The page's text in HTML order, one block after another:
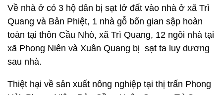
Về nhà ở có 3 hộ dân bị sạt lở đất vào nhà ở xã Trì
Quang và Bản Phiệt, 1 nhà gỗ bốn gian sập hoàn
toàn tại thôn Cầu Nhò, xã Trì Quang, 12 ngôi nhà tại
xã Phong Niên và Xuân Quang bị sạt ta luy dương
sau nhà.
Thiệt hại về sản xuất nông nghiệp tại thị trấn Phong